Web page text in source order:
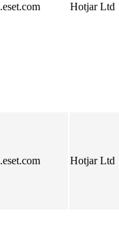
.eset.com Hotjar Ltd
.eset.com Hotjar Ltd